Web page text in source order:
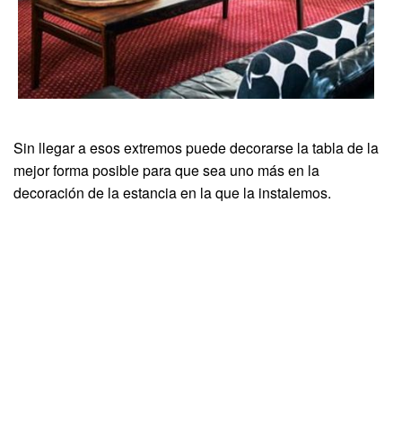
Sin llegar a esos extremos puede decorarse la tabla de la
mejor forma posible para que sea uno más en la
decoración de la estancia en la que la instalemos.